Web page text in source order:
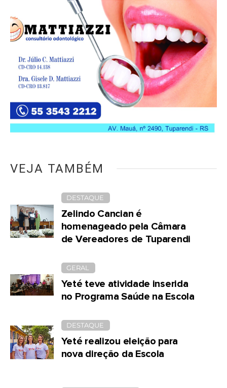
VEJA TAMBÉM
DESTAQUE
Zelindo Cancian é
homenageado pela Câmara
de Vereadores de Tuparendi
GERAL
Yeté teve atividade inserida
no Programa Saúde na Escola
DESTAQUE
Yeté realizou eleição para
nova direção da Escola